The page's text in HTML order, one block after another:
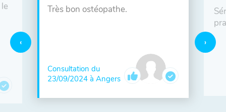
Très bon ostéopathe.
Consultation du
23/09/2024 à Angers